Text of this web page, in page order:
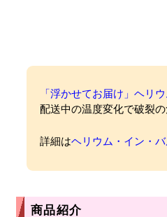
「浮かせてお届け」ヘリ
配送中の温度変化で破裂
詳細はヘリウム・イン・
商品紹介